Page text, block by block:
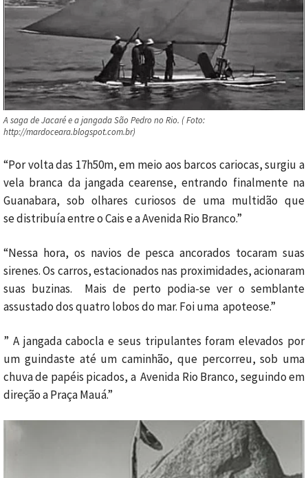
A saga de Jacaré e a jangada São Pedro no Rio. ( Foto:
http://mardoceara.blogspot.com.br)
“Por volta das 17h50m, em meio aos barcos cariocas, surgiu a
vela branca da jangada cearense, entrando finalmente na
Guanabara, sob olhares curiosos de uma multidão que
se distribuía entre o Cais e a Avenida Rio Branco.”
“Nessa hora, os navios de pesca ancorados tocaram suas
sirenes. Os carros, estacionados nas proximidades, acionaram
suas buzinas. Mais de perto podia-se ver o semblante
assustado dos quatro lobos do mar. Foi uma apoteose.”
” A jangada cabocla e seus tripulantes foram elevados por
um guindaste até um caminhão, que percorreu, sob uma
chuva de papéis picados, a Avenida Rio Branco, seguindo em
direção a Praça Mauá.”